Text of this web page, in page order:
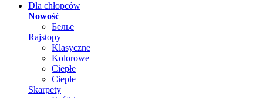
Dla chłopców
Nowość
Белье
Rajstopy
Klasyczne
Kolorowe
Ciepłe
Ciepłe
Skarpety